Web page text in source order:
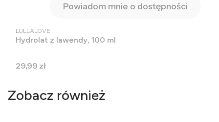
Powiadom mnie o dostępności
PRODUCENT
LULLALOVE
Hydrolat z lawendy, 100 ml
Cena
29,99 zł
Zobacz również